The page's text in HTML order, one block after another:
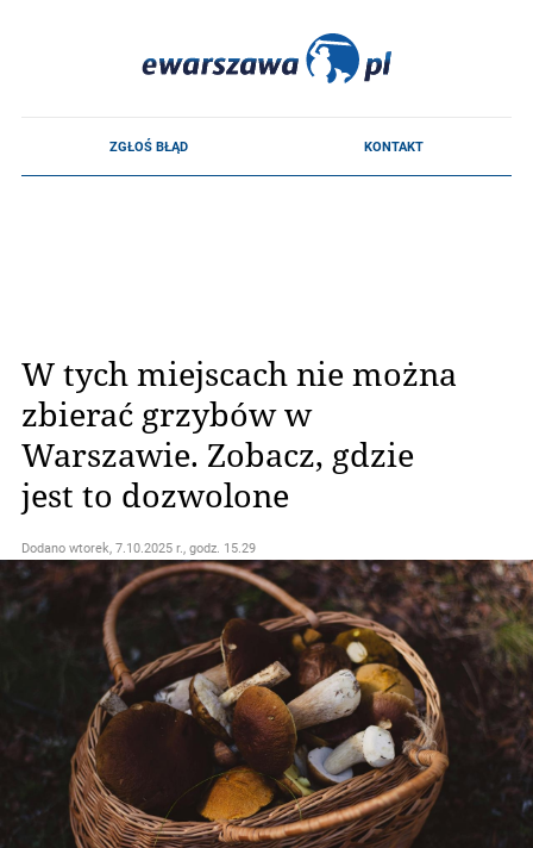
W tych miejscach nie można
zbierać grzybów w
Warszawie. Zobacz, gdzie
jest to dozwolone
Dodano wtorek, 7.10.2025 r., godz. 15.29